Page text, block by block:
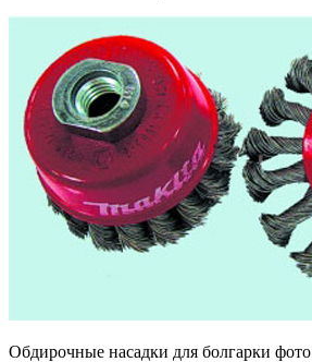
Обдирочные насадки для болгарки фото